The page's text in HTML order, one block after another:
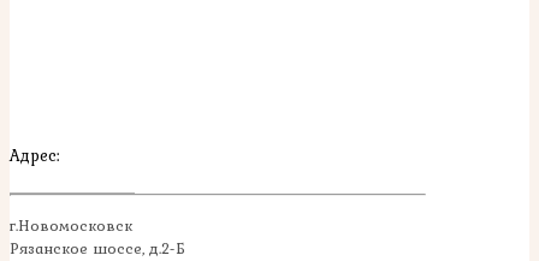
Адрес:
г.Новомосковск
Рязанское шоссе, д.2-Б